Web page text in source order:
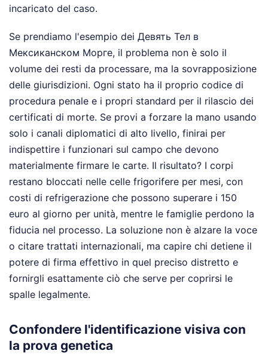
incaricato del caso.
Se prendiamo l'esempio dei Девять Тел в
Мексиканском Морге, il problema non è solo il
volume dei resti da processare, ma la sovrapposizione
delle giurisdizioni. Ogni stato ha il proprio codice di
procedura penale e i propri standard per il rilascio dei
certificati di morte. Se provi a forzare la mano usando
solo i canali diplomatici di alto livello, finirai per
indispettire i funzionari sul campo che devono
materialmente firmare le carte. Il risultato? I corpi
restano bloccati nelle celle frigorifere per mesi, con
costi di refrigerazione che possono superare i 150
euro al giorno per unità, mentre le famiglie perdono la
fiducia nel processo. La soluzione non è alzare la voce
o citare trattati internazionali, ma capire chi detiene il
potere di firma effettivo in quel preciso distretto e
fornirgli esattamente ciò che serve per coprirsi le
spalle legalmente.
Confondere l'identificazione visiva con
la prova genetica